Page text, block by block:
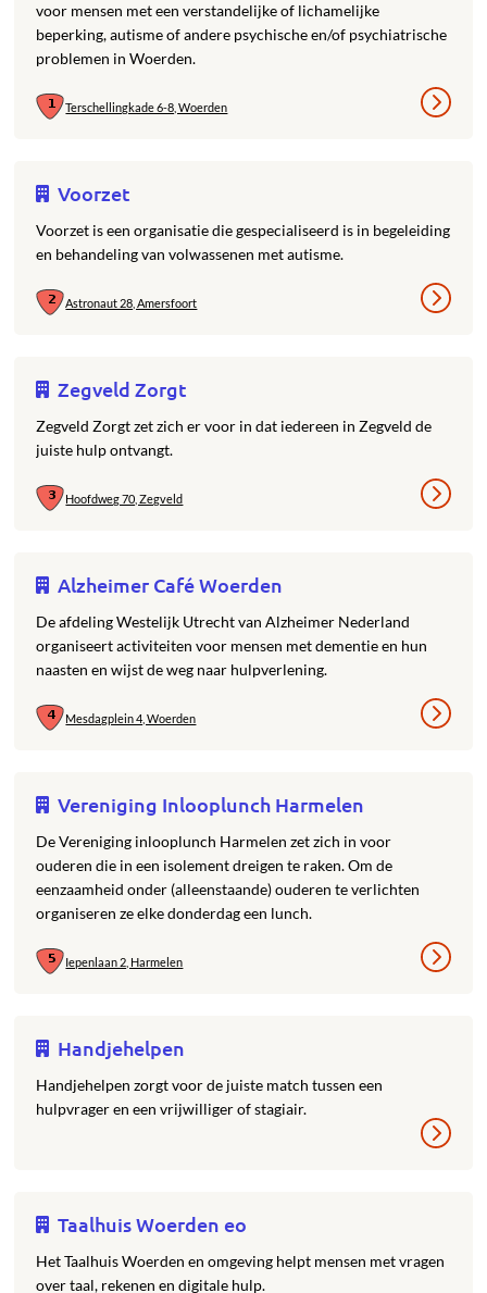
voor mensen met een verstandelijke of lichamelijke
beperking, autisme of andere psychische en/of psychiatrische
problemen in Woerden.
Terschellingkade 6-8, Woerden
Voorzet
Voorzet is een organisatie die gespecialiseerd is in begeleiding
en behandeling van volwassenen met autisme.
Astronaut 28, Amersfoort
Zegveld Zorgt
Zegveld Zorgt zet zich er voor in dat iedereen in Zegveld de
juiste hulp ontvangt.
Hoofdweg 70, Zegveld
Alzheimer Café Woerden
De afdeling Westelijk Utrecht van Alzheimer Nederland
organiseert activiteiten voor mensen met dementie en hun
naasten en wijst de weg naar hulpverlening.
Mesdagplein 4, Woerden
Vereniging Inlooplunch Harmelen
De Vereniging inlooplunch Harmelen zet zich in voor
ouderen die in een isolement dreigen te raken. Om de
eenzaamheid onder (alleenstaande) ouderen te verlichten
organiseren ze elke donderdag een lunch.
Iepenlaan 2, Harmelen
Handjehelpen
Handjehelpen zorgt voor de juiste match tussen een
hulpvrager en een vrijwilliger of stagiair.
Taalhuis Woerden eo
Het Taalhuis Woerden en omgeving helpt mensen met vragen
over taal, rekenen en digitale hulp.